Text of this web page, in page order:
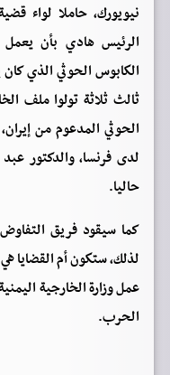
نيويورك، حاملا لواء
الرئيس هادي بأن
الكابوس الحوثي الذي
ثالث ثلاثة تولوا ملف
الحوثي المدعوم من
لدى فرنسا، والدكتور
حاليا.
كما سيقود فريق
لذلك، ستكون أم القضايا هي
عمل وزارة الخارجية
الحرب.